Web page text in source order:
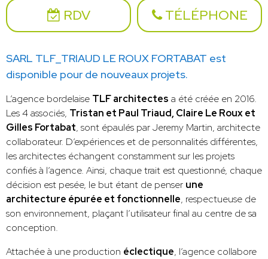
RDV TÉLÉPHONE
SARL TLF_TRIAUD LE ROUX FORTABAT est
disponible pour de nouveaux projets.
L’agence bordelaise TLF architectes a été créée en 2016.
Les 4 associés, Tristan et Paul Triaud, Claire Le Roux et
Gilles Fortabat, sont épaulés par Jeremy Martin, architecte
collaborateur. D’expériences et de personnalités différentes,
les architectes échangent constamment sur les projets
confiés à l’agence. Ainsi, chaque trait est questionné, chaque
décision est pesée, le but étant de penser une
architecture épurée et fonctionnelle, respectueuse de
son environnement, plaçant l’utilisateur final au centre de sa
conception.
Attachée à une production éclectique, l’agence collabore